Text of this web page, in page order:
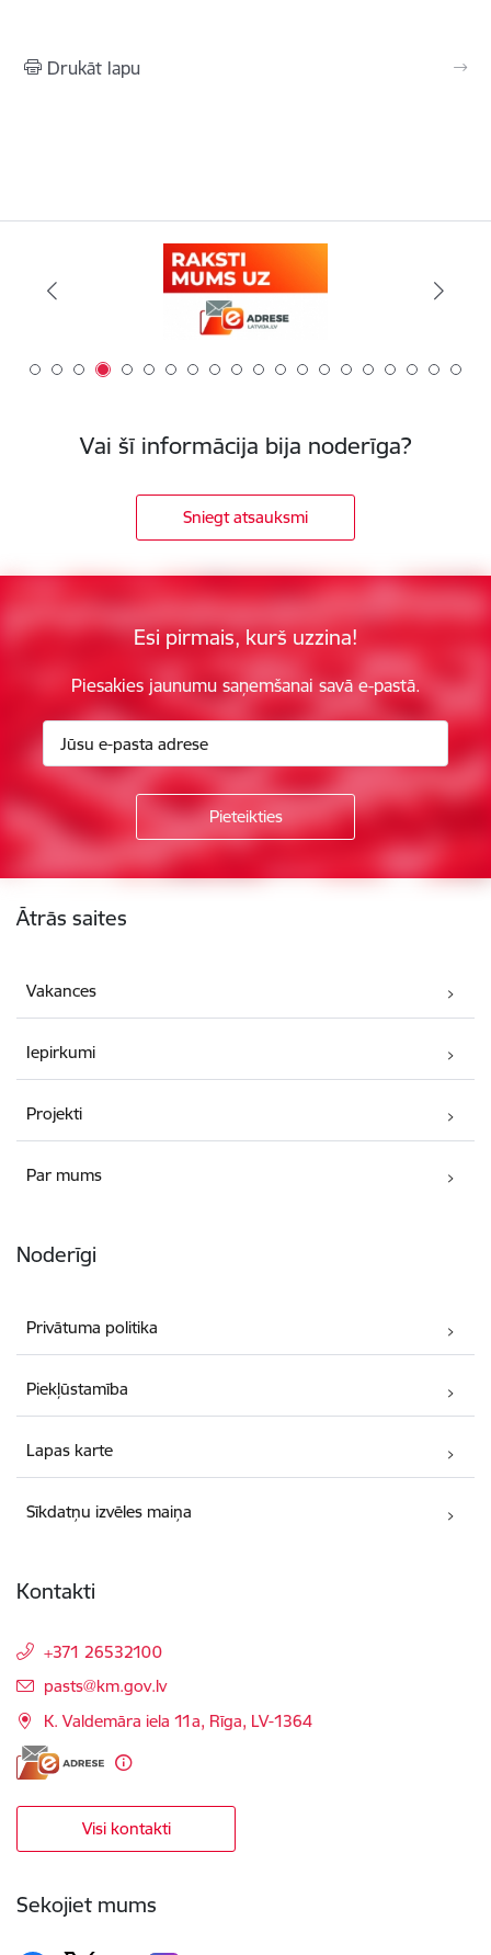
Drukāt lapu
Vai šī informācija bija noderīga?
Sniegt atsauksmi
Esi pirmais, kurš uzzina!
Piesakies jaunumu saņemšanai savā e-pastā.
Ātrās saites
Vakances
Iepirkumi
Projekti
Par mums
Noderīgi
Privātuma politika
Piekļūstamība
Lapas karte
Sīkdatņu izvēles maiņa
Kontakti
+371 26532100
E-pasts:
pasts@km.gov.lv
K. Valdemāra iela 11a, Rīga, LV-1364
Visi kontakti
Sekojiet mums